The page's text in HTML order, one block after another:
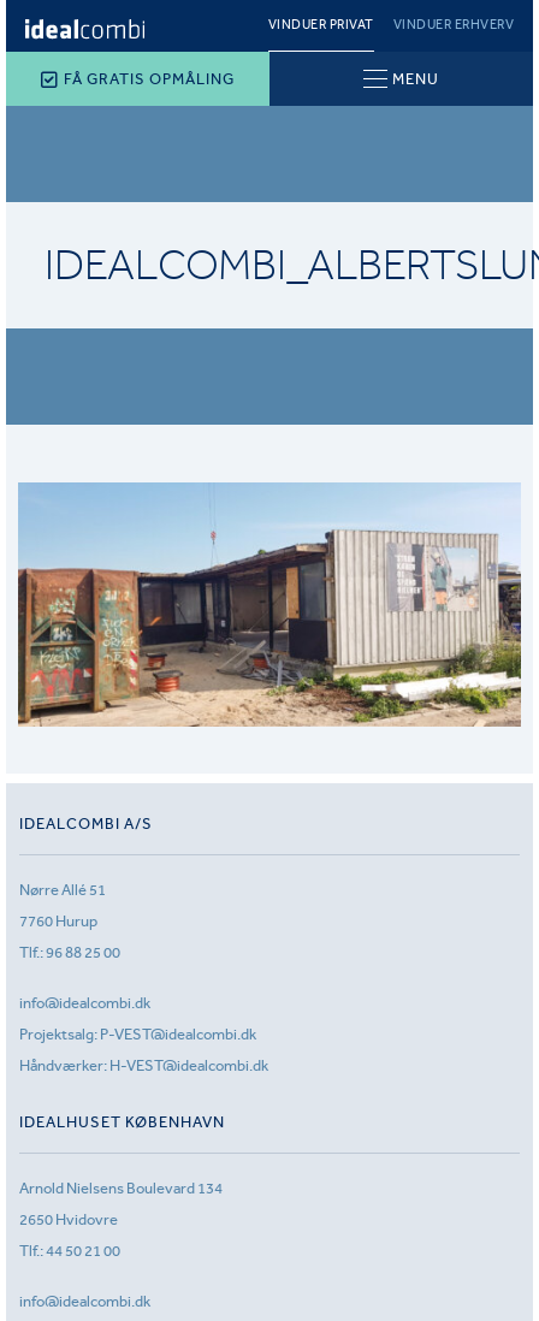
VINDUER PRIVAT VINDUER ERHVERV
FÅ GRATIS OPMÅLING MENU
IDEALCOMBI A/S
Nørre Allé 51
7760 Hurup
Tlf.:96 88 25 00
info@idealcombi.dk
Projektsalg: P-VEST@idealcombi.dk
Håndværker: H-VEST@idealcombi.dk
IDEALHUSET KØBENHAVN
Arnold Nielsens Boulevard 134
2650 Hvidovre
Tlf.:44 50 21 00
info@idealcombi.dk